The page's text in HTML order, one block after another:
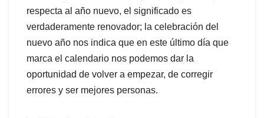
respecta al año nuevo, el significado es
verdaderamente renovador; la celebración del
nuevo año nos indica que en este último día que
marca el calendario nos podemos dar la
oportunidad de volver a empezar, de corregir
errores y ser mejores personas.